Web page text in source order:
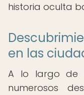
historia oculta
en las
A lo largo de
numerosos